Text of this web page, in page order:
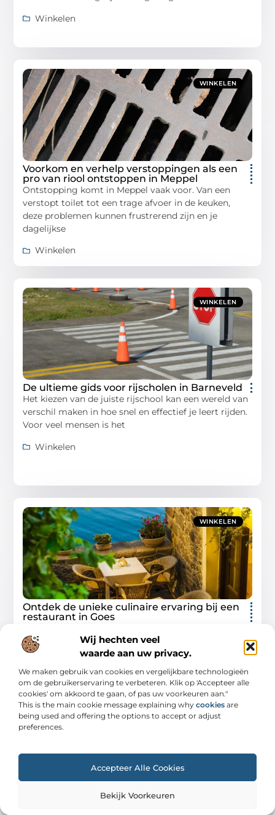
Wij hechten veel
waarde aan uw privacy.
We maken gebruik van cookies en vergelijkbare technologieën
om de gebruikerservaring te verbeteren. Klik op 'Accepteer alle
cookies' om akkoord te gaan, of pas uw voorkeuren aan."
This is the main cookie message explaining why cookies are
being used and offering the options to accept or adjust
preferences.
Accepteer Alle Cookies
Bekijk Voorkeuren
Winkelen
WINKELEN
Voorkom en verhelp verstoppingen als een
pro van riool ontstoppen in Meppel
Ontstopping komt in Meppel vaak voor. Van een
verstopt toilet tot een trage afvoer in de keuken,
deze problemen kunnen frustrerend zijn en je
dagelijkse
Winkelen
WINKELEN
De ultieme gids voor rijscholen in Barneveld
Het kiezen van de juiste rijschool kan een wereld van
verschil maken in hoe snel en effectief je leert rijden.
Voor veel mensen is het
Winkelen
WINKELEN
Ontdek de unieke culinaire ervaring bij een
restaurant in Goes
culinaire bestemming is geworden. met een rijke
geschiedenis en een bloeiende eetcultuur, trekt goes
steeds
Winkelen